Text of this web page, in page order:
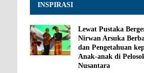
INSPIRASI
Lewat Pustaka
Nirwan Arsuka
dan Pengetahuan
Anak-anak di
Nusantara